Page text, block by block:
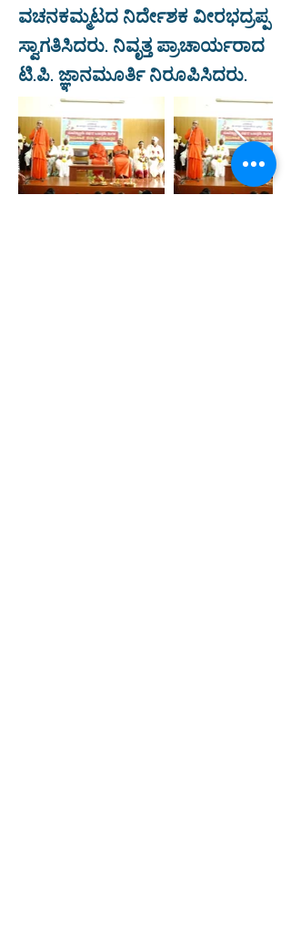
ವಚನಕಮ್ಮಟದ ನಿರ್ದೇಶಕ ವೀರಭದ್ರಪ್ಪ
ಸ್ವಾಗತಿಸಿದರು. ನಿವೃತ್ತ ಪ್ರಾಚಾರ್ಯರಾದ
ಟಿ.ಪಿ. ಜ್ಞಾನಮೂರ್ತಿ ನಿರೂಪಿಸಿದರು.